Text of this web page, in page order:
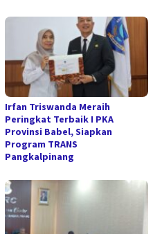
Irfan Triswanda Meraih
Peringkat Terbaik I PKA
Provinsi Babel, Siapkan
Program TRANS
Pangkalpinang